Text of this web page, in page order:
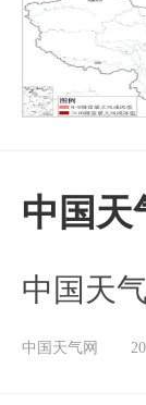
中国天
中国天
中国天气网